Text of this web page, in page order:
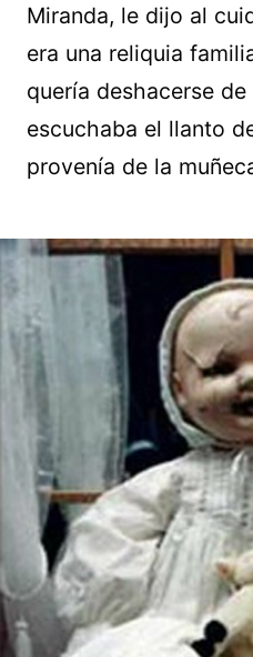
Miranda, le dijo al
era una reliquia
quería deshacerse
escuchaba el llanto
provenía de la